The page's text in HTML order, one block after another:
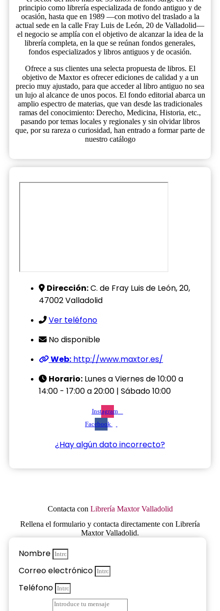
principio como librería especializada de fondo antiguo y de
ocasión, hasta que en 1989 —con motivo del traslado a la
actual sede en la calle Fray Luis de León, 20 de Valladolid—
el negocio se amplía con el objetivo de alcanzar la idea de la
librería completa, en la que se reúnan fondos generales,
fondos especializados y libros antiguos y de ocasión.
Ofrece a sus clientes una selecta propuesta de libros. El
objetivo de Maxtor es ofrecer ediciones de calidad y a un
precio muy ajustado, para que acceder al libro antiguo no sea
un lujo al alcance de unos pocos. El fondo editorial abarca un
amplio espectro de materias, que van desde las tradicionales
ramas del conocimiento: Derecho, Medicina, Historia, etc.,
pasando por temas locales y regionales y sin olvidar libros
que, por su rareza o curiosidad, han entrado a formar parte de
nuestro catálogo
Dirección:C. de Fray Luis de León, 20,
47002 Valladolid
Ver teléfono
No disponible
Web: http://www.maxtor.es/
Horario: Lunes a Viernes de 10:00 a
14:00 - 17:00 a 20:00 | Sábado 10:00
Instagram
Facebook
¿Hay algún dato incorrecto?
Contacta con Librería Maxtor Valladolid
Rellena el formulario y contacta directamente con Librería
Maxtor Valladolid.
Nombre
Correo electrónico
Teléfono